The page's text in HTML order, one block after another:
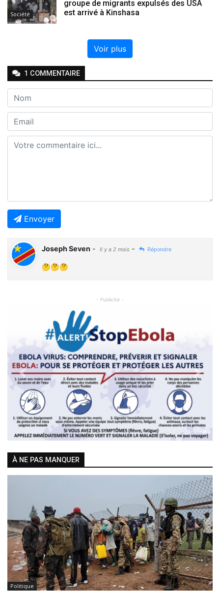
Société
groupe de migrants expulsés des USA
est arrivé à Kinshasa
Voir plus
1 COMMENTAIRE
Envoyer
Joseph Seven - Il y a 2 mois - Répondre
🤔🤔🤔
- Publicité -
Previous Next
À NE PAS MANQUER
Politique